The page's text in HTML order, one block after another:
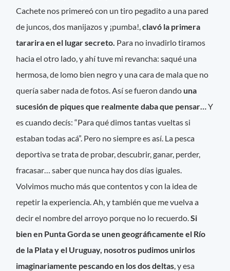
Cachete nos primereó con un tiro pegadito a una pared
de juncos, dos manijazos y ¡pumba!,clavó la primera
tararira en el lugar secreto. Para no invadirlo tiramos
hacia el otro lado, y ahí tuve mi revancha: saqué una
hermosa, de lomo bien negro y una cara de mala que no
quería saber nada de fotos. Así se fueron dando una
sucesión de piques que realmente daba que pensar…Y
es cuando decís: “Para qué dimos tantas vueltas si
estaban todas acá”. Pero no siempre es así. La pesca
deportiva se trata de probar, descubrir, ganar, perder,
fracasar… saber que nunca hay dos días iguales.
Volvimos mucho más que contentos y con la idea de
repetir la experiencia. Ah, y también que me vuelva a
decir el nombre del arroyo porque no lo recuerdo.Si
bien en Punta Gorda se unen geográficamente el Río
de la Plata y el Uruguay, nosotros pudimos unirlos
imaginariamente pescando en los dos deltas, y esa